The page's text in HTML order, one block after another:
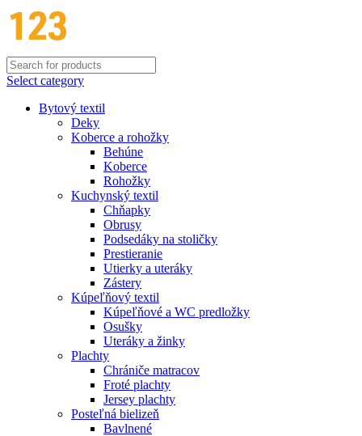
Select category
Bytový textil
Deky
Koberce a rohožky
Behúne
Koberce
Rohožky
Kuchynský textil
Chňapky
Obrusy
Podsedáky na stoličky
Prestieranie
Utierky a uteráky
Zástery
Kúpeľňový textil
Kúpeľňové a WC predložky
Osušky
Uteráky a žinky
Plachty
Chrániče matracov
Froté plachty
Jersey plachty
Posteľná bielizeň
Bavlnené